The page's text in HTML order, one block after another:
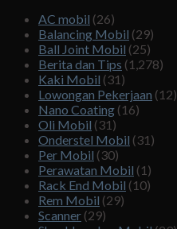
AC mobil (26)
Balancing Mobil (29)
Ball Joint Mobil (25)
Berita dan Tips (1,278)
Kaki Mobil (31)
Lowongan Pekerjaan (12)
Nano Coating (16)
Oli Mobil (31)
Onderstel Mobil (31)
Per Mobil (30)
Perawatan Mobil (1)
Rack End Mobil (10)
Rem Mobil (29)
Scanner (29)